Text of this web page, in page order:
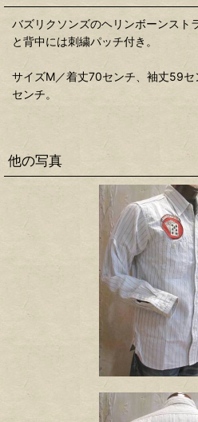
バズリクソンズのヘリンボーンスト
と背中には刺繍パッチ付き。
サイズM／着丈70センチ、袖丈59
センチ。
他の写真